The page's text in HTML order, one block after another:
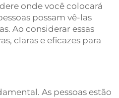
onde você colocará
possam vê-las
Ao considerar essas
claras e eficazes para
As pessoas estão